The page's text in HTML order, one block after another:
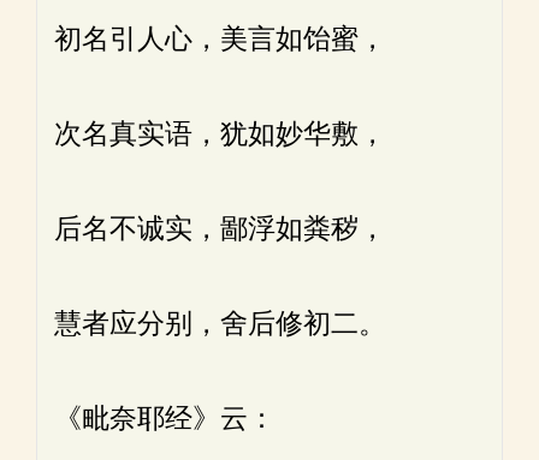
初名引人心，美言如饴蜜，
次名真实语，犹如妙华敷，
后名不诚实，鄙浮如粪秽，
慧者应分别，舍后修初二。
《毗奈耶经》云：